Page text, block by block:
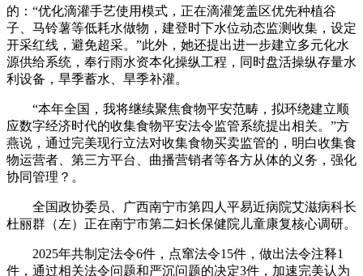
的：“优化滴灌手艺使用模式，正在滴灌笼盖区优先种植谷
子、马铃薯等低耗水做物，建登时下水位动态监测收集，设定
开采红线，避免超采。”此外，她还提出进一步建立多元化水
源供给系统，奉行雨水资本化操纵工程，同时盘活操纵存量水
利设备，旱季蓄水、旱季补灌。
“本年全国，我将继续聚焦食物平安范畴，拟环绕建立顺
应数字经济时代的收集食物平安法令监管系统提出相关。”方
燕说，通过完美现行立法对收集食物买卖监管的，明白收集食
物运营者、第三方平台、曲播营销者等各方从体的义务，强化
协同管理？。
全国政协委员、广西南宁市第四人平易近病院艾滋病科长
杜丽群（左）正在南宁市第二妇长保健院儿童康复核心调研。
2025年共制定法令6件，点窜法令15件，做出法令注释1
件，通过相关法令问题和严沉问题的决定3件，加速完美认为